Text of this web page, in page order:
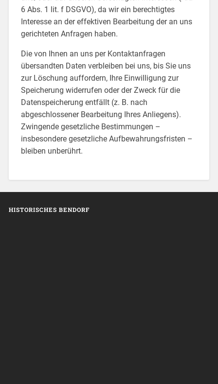
6 Abs. 1 lit. f DSGVO), da wir ein berechtigtes
Interesse an der effektiven Bearbeitung der an uns
gerichteten Anfragen haben.
Die von Ihnen an uns per Kontaktanfragen
übersandten Daten verbleiben bei uns, bis Sie uns
zur Löschung auffordern, Ihre Einwilligung zur
Speicherung widerrufen oder der Zweck für die
Datenspeicherung entfällt (z. B. nach
abgeschlossener Bearbeitung Ihres Anliegens).
Zwingende gesetzliche Bestimmungen –
insbesondere gesetzliche Aufbewahrungsfristen –
bleiben unberührt.
HISTORISCHES BENDORF